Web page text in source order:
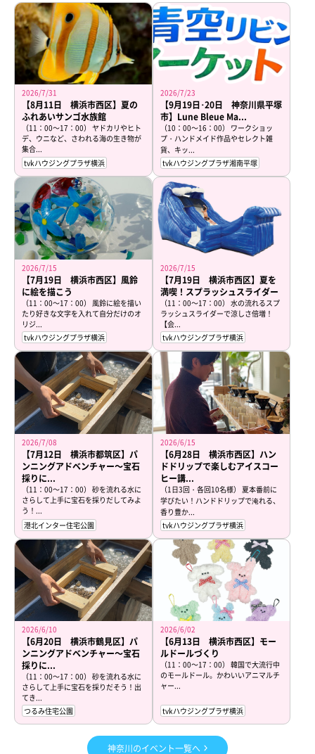
2026/7/31
【8月11日 横浜市西区】夏の
ふれあいサンゴ水族館
（11：00～17：00） ヤドカリやヒト
デ、ウニなど、さわれる海の生き物が
集合...
tvkハウジングプラザ横浜
2026/7/23
【9月19日･20日 神奈川県平塚
市】Lune Bleue Ma...
（10：00～16：00） ワークショッ
プ・ハンドメイド作品やセレクト雑
貨、キッ...
tvkハウジングプラザ湘南平塚
2026/7/15
【7月19日 横浜市西区】風鈴
に絵を描こう
（11：00～17：00） 風鈴に絵を描い
たり好きな文字を入れて自分だけのオ
リジ...
tvkハウジングプラザ横浜
2026/7/15
【7月19日 横浜市西区】夏を
満喫！スプラッシュスライダー
（11：00～17：00） 水の流れるスプ
ラッシュスライダーで涼しさ倍増！
【会...
tvkハウジングプラザ横浜
2026/7/08
【7月12日 横浜市都筑区】パ
ンニングアドベンチャー～宝石
採りに...
（11：00～17：00） 砂を流れる水に
さらして上手に宝石を採りだしてみよ
う！...
港北インター住宅公園
2026/6/15
【6月28日 横浜市西区】ハン
ドドリップで楽しむアイスコー
ヒー講...
（1日3回・各回10名様） 夏本番前に
学びたい！ハンドドリップで淹れる、
香り豊か...
tvkハウジングプラザ横浜
2026/6/10
【6月20日 横浜市鶴見区】パ
ンニングアドベンチャー～宝石
採りに...
（11：00～17：00） 砂を流れる水に
さらして上手に宝石を採りだそう！出
てき...
つるみ住宅公園
2026/6/02
【6月13日 横浜市西区】モー
ルドールづくり
（11：00～17：00） 韓国で大流行中
のモールドール。かわいいアニマルチ
ャー...
tvkハウジングプラザ横浜
神奈川のイベント一覧へ